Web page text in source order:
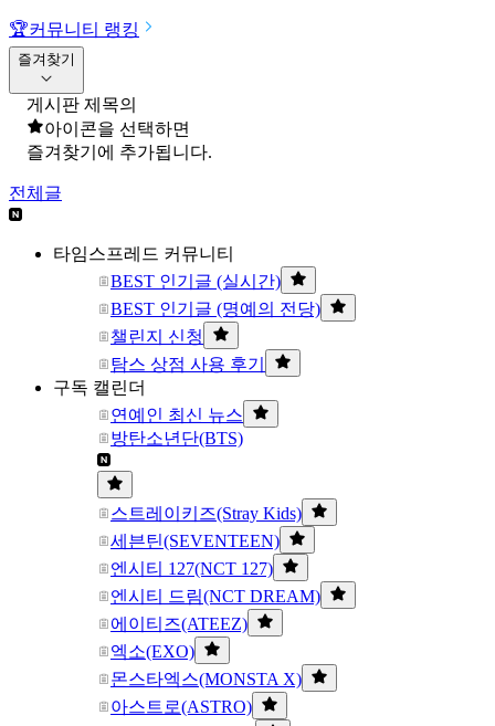
🏆커뮤니티 랭킹
즐겨찾기
게시판 제목의
아이콘을 선택하면
즐겨찾기에 추가됩니다.
전체글
타임스프레드 커뮤니티
BEST 인기글 (실시간)
BEST 인기글 (명예의 전당)
챌린지 신청
탐스 상점 사용 후기
구독 캘린더
연예인 최신 뉴스
방탄소년단(BTS)
스트레이키즈(Stray Kids)
세븐틴(SEVENTEEN)
엔시티 127(NCT 127)
엔시티 드림(NCT DREAM)
에이티즈(ATEEZ)
엑소(EXO)
몬스타엑스(MONSTA X)
아스트로(ASTRO)